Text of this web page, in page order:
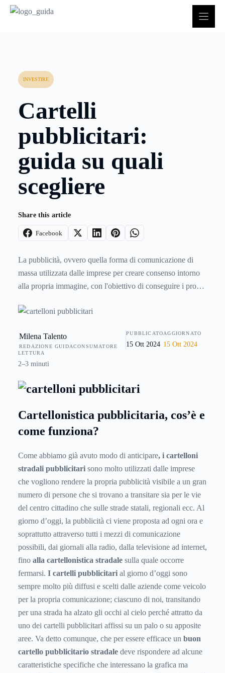
INVESTIRE
Cartelli
pubblicitari:
guida su quali
scegliere
Share this article
Facebook
La pubblicità, ovvero quella forma di comunicazione di
massa utilizzata dalle imprese per creare consenso intorno
alla propria immagine, con l'obiettivo di conseguire i propri
conoscere a quante più persone possibili i propri obiettivi e
principale della comunicazione pubblicitaria è quella di
diffondere messaggi preconfezionati a pagamento
attraverso i massmedia, web, manifesti e cartelli pubblici, al
atteggiamenti positivi da parte del pubblico o più in
sulla cartellonistica stradale, considerato un mezzo molto
utilizzato per rendere la propria pubblicità visibile a un
Milena Talento
REDAZIONE GUIDACONSUMATORE
PUBBLICATO
15 Ott 2024
AGGIORNATO
15 Ott 2024
LETTURA
2–3 minuti
Cartellonistica pubblicitaria, cos’è e
come funziona?
Come abbiamo già avuto modo di anticipare, i cartelloni
stradali pubblicitari sono molto utilizzati dalle imprese
che vogliono rendere la propria pubblicità visibile a un gran
numero di persone che si trovano a transitare sia per le vie
del centro cittadino che sulle strade statali, regionali ecc. Al
giorno d’oggi, la pubblicità ci viene proposta ad ogni ora e
soprattutto attraverso tutti i mezzi di comunicazione
possibili, dai giornali alla radio, dalla televisione ad internet,
fino alla cartellonistica stradale sulla quale occorre
fermarsi. I cartelli pubblicitari al giorno d’oggi sono
sempre molto più diffusi e scelti dalle aziende come veicolo
per la propria comunicazione; ciascuno di noi, transitando
per una strada ha alzato gli occhi al cielo perché attratto da
uno dei cartelli pubblicitari affissi su un palo o su apposite
aree. Va detto comunque, che per essere efficace un buon
cartello pubblicitario stradale deve rispondere ad alcune
caratteristiche specifiche che interessano la grafica ma